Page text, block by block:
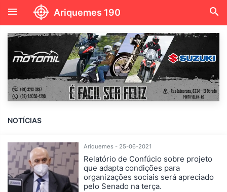
menu Ariquemes 190 search
NOTÍCIAS
Ariquemes - 25-06-2021
Relatório de Confúcio sobre projeto
que adapta condições para
organizações sociais será apreciado
pelo Senado na terça.